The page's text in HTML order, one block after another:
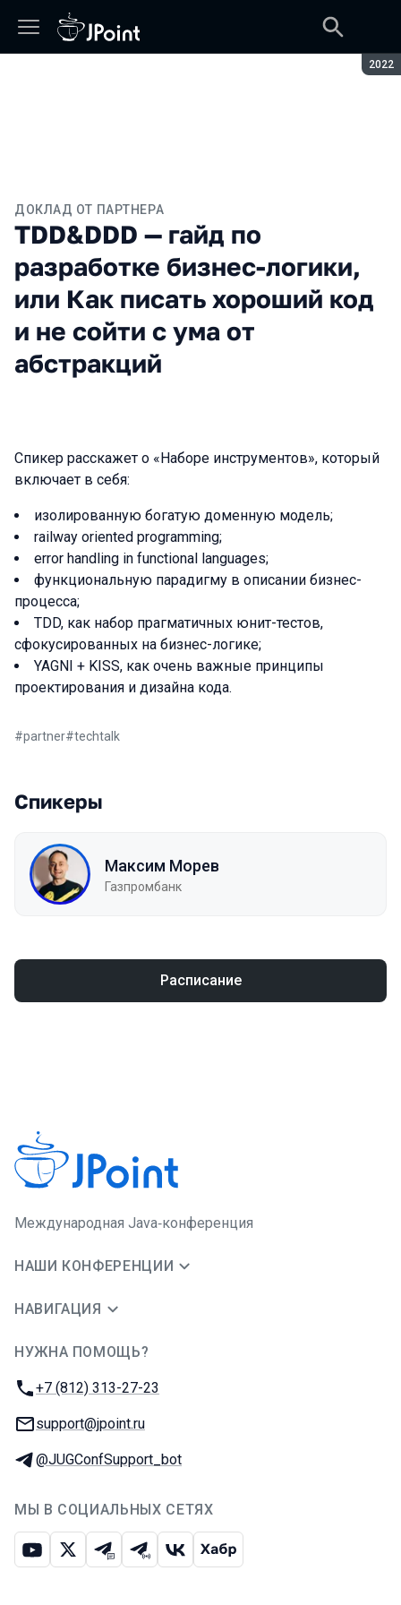
2022
ДОКЛАД ОТ ПАРТНЕРА
TDD&DDD — гайд по
разработке бизнес-логики,
или Как писать хороший код
и не сойти с ума от
абстракций
Спикер расскажет о «Наборе инструментов», который
включает в себя:
изолированную богатую доменную модель;
railway oriented programming;
error handling in functional languages;
функциональную парадигму в описании бизнес-
процесса;
TDD, как набор прагматичных юнит-тестов,
сфокусированных на бизнес-логике;
YAGNI + KISS, как очень важные принципы
проектирования и дизайна кода.
#partner#techtalk
Спикеры
Максим Морев
Газпромбанк
Расписание
Международная Java‑конференция
НАШИ КОНФЕРЕНЦИИ
НАВИГАЦИЯ
НУЖНА ПОМОЩЬ?
Телефон:
+7 (812) 313-27-23
E-mail:
support@jpoint.ru
Телеграм:
@JUGConfSupport_bot
МЫ В СОЦИАЛЬНЫХ СЕТЯХ
ЮтубИкс Телеграм-чат
Телеграм-канал
ВКонтакте
Хабр